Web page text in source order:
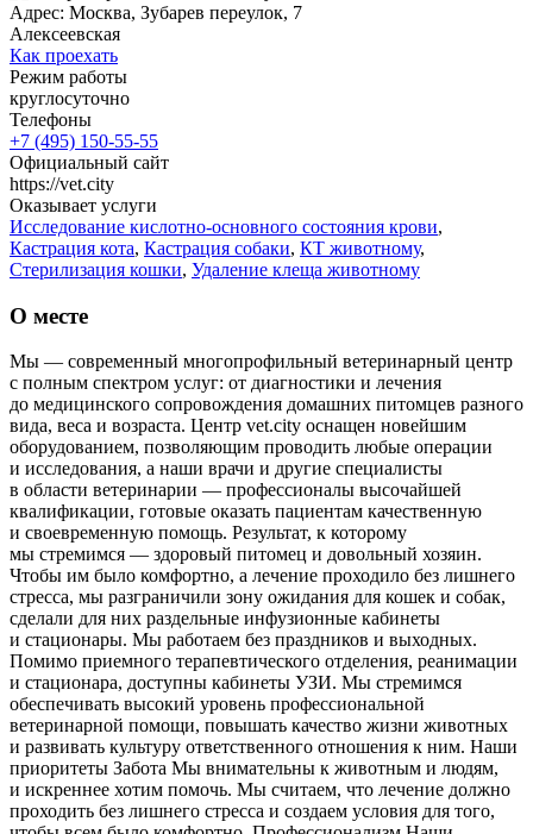
Адрес: Москва, Зубарев переулок, 7
Алексеевская
Как проехать
Режим работы
круглосуточно
Телефоны
+7 (495) 150-55-55
Официальный сайт
https://vet.city
Оказывает услуги
Исследование кислотно-основного состояния крови,
Кастрация кота, Кастрация собаки, КТ животному,
Стерилизация кошки, Удаление клеща животному
О месте
Мы — современный многопрофильный ветеринарный центр
с полным спектром услуг: от диагностики и лечения
до медицинского сопровождения домашних питомцев разного
вида, веса и возраста. Центр vet.city оснащен новейшим
оборудованием, позволяющим проводить любые операции
и исследования, а наши врачи и другие специалисты
в области ветеринарии — профессионалы высочайшей
квалификации, готовые оказать пациентам качественную
и своевременную помощь. Результат, к которому
мы стремимся — здоровый питомец и довольный хозяин.
Чтобы им было комфортно, а лечение проходило без лишнего
стресса, мы разграничили зону ожидания для кошек и собак,
сделали для них раздельные инфузионные кабинеты
и стационары. Мы работаем без праздников и выходных.
Помимо приемного терапевтического отделения, реанимации
и стационара, доступны кабинеты УЗИ. Мы стремимся
обеспечивать высокий уровень профессиональной
ветеринарной помощи, повышать качество жизни животных
и развивать культуру ответственного отношения к ним. Наши
приоритеты Забота Мы внимательны к животным и людям,
и искреннее хотим помочь. Мы считаем, что лечение должно
проходить без лишнего стресса и создаем условия для того,